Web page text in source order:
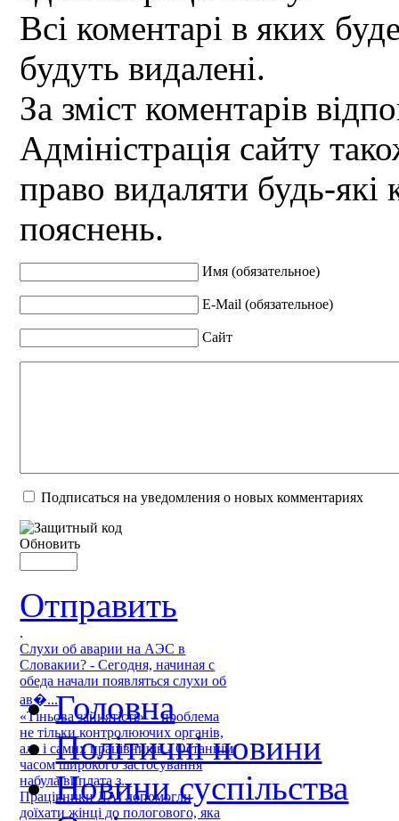
Всі коментарі в яких
будуть видалені.
За зміст коментарів
Адміністрація сайту
право видаляти будь-які
пояснень.
Имя (обязательное)
E-Mail (обязательное)
Сайт
Подписаться на уведомления о новых комментариях
Обновить
Отправить
.
Слухи об аварии на АЭС в
Словакии? - Сегодня, начиная с
обеда начали появляться слухи об
ав�...
«Тіньова зайнятість» – проблема
не тільки контролюючих органів,
але і самих працівників - Останнім
часом широкого застосування
набула виплата з...
Працівники ДАІ допомогли
доїхати жінці до пологового, яка
Головна
Політичні новини
Новини суспільства